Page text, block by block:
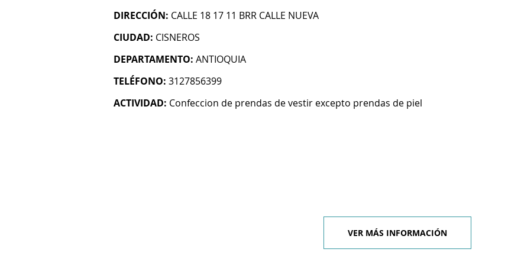
DIRECCIÓN: CALLE 18 17 11 BRR CALLE NUEVA
CIUDAD: CISNEROS
DEPARTAMENTO: ANTIOQUIA
TELÉFONO: 3127856399
ACTIVIDAD: Confeccion de prendas de vestir excepto prendas de piel
VER MÁS INFORMACIÓN